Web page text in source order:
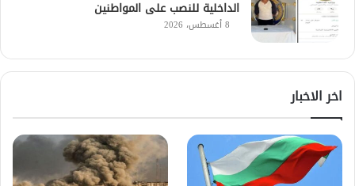
الداخلية للنصب على المواطنين
8 أغسطس، 2026
اخر الاخبار